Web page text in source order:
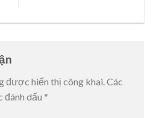
được hiển thị công khai.Các
dấu *